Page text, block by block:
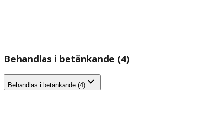
Behandlas i betänkande (4)
Behandlas i betänkande (4)